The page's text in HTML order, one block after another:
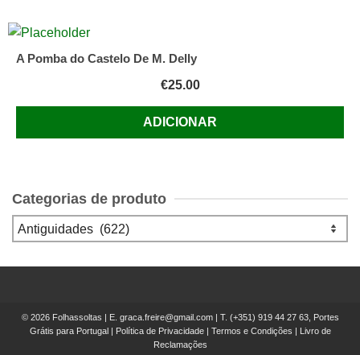
A Pomba do Castelo De M. Delly
€25.00
ADICIONAR
Categorias de produto
© 2026 Folhassoltas | E. graca.freire@gmail.com| T. (+351) 919 44 27 63, Portes
Grátis para Portugal
Política de Privacidade| Termos e Condições
Livro de
Reclamações